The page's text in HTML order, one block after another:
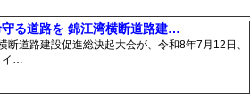
る道路を 錦江湾横断道路建…
道路建設促進総決起大会が、令和8年7月12日、
イ…